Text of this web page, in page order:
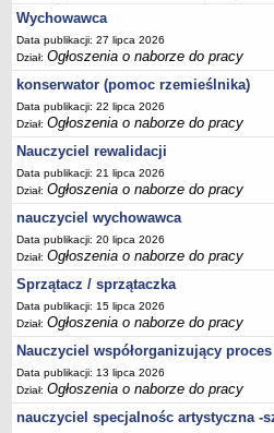
Wychowawca
Data publikacji: 27 lipca 2026
Dział:Ogłoszenia o naborze do pracy
konserwator (pomoc rzemieślnika)
Data publikacji: 22 lipca 2026
Dział:Ogłoszenia o naborze do pracy
Nauczyciel rewalidacji
Data publikacji: 21 lipca 2026
Dział:Ogłoszenia o naborze do pracy
nauczyciel wychowawca
Data publikacji: 20 lipca 2026
Dział:Ogłoszenia o naborze do pracy
Sprzątacz / sprzątaczka
Data publikacji: 15 lipca 2026
Dział:Ogłoszenia o naborze do pracy
Nauczyciel współorganizujący proces
Data publikacji: 13 lipca 2026
Dział:Ogłoszenia o naborze do pracy
nauczyciel specjalnośc artystyczna -